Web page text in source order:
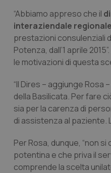
“Abbiamo appreso che il
interaziendale
prestazioni consulenziali
Potenza, dall’1 aprile
le motivazioni di questa
“Il Dires – aggiunge
della Basilicata. Per fare
sia per la carenza di
di assistenza al paziente.
Per Rosa, dunque, “non
potentina e che priva il
comprende la scelta